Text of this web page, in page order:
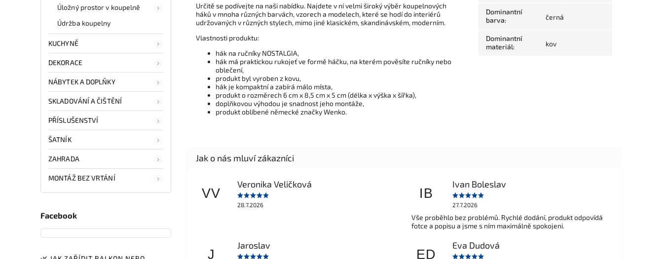
Úložný prostor v koupelně
Údržba koupelny
KUCHYNĚ
DEKORACE
NÁBYTEK A DOPLŇKY
SKLADOVÁNÍ A ČIŠTĚNÍ
PŘÍSLUŠENSTVÍ
ŠATNÍK
ZAHRADA
MONTÁŽ BEZ VRTÁNÍ
Facebook
Určitě se podívejte na naši nabídku. Najdete v ní velmi široký výběr koupelnových
háků v mnoha různých barvách, vzorech a modelech, které se hodí do interiérů
udržovaných v různých stylech, mimo jiné klasickém, skandinávském, moderním.
Vlastnosti produktu:
hák na ručníky NOSTALGIA,
hák má praktickou rukojeť ve formě háčku, na kterém pověsíte ručníky nebo
oblečení,
produkt byl vyroben z kovu,
hák je kompaktní a zabírá málo místa,
produkt o rozměrech 6 cm x 8,5 cm x 5 cm (délka x výška x šířka),
doplňkovou výhodou je snadnost jeho montáže,
produkt oblíbené německé značky Wenko.
Dominantní
barva: černá
Dominantní
materiál: kov
VV
Veronika Veličková
28.7.2026
IB
Ivan Boleslav
27.7.2026
Vše proběhlo bez problémů. Rychlé dodání, produkt odpovídá
fotce a popisu a jsme s ním maximálně spokojeni.
J
Jaroslav
ED
Eva Dudová